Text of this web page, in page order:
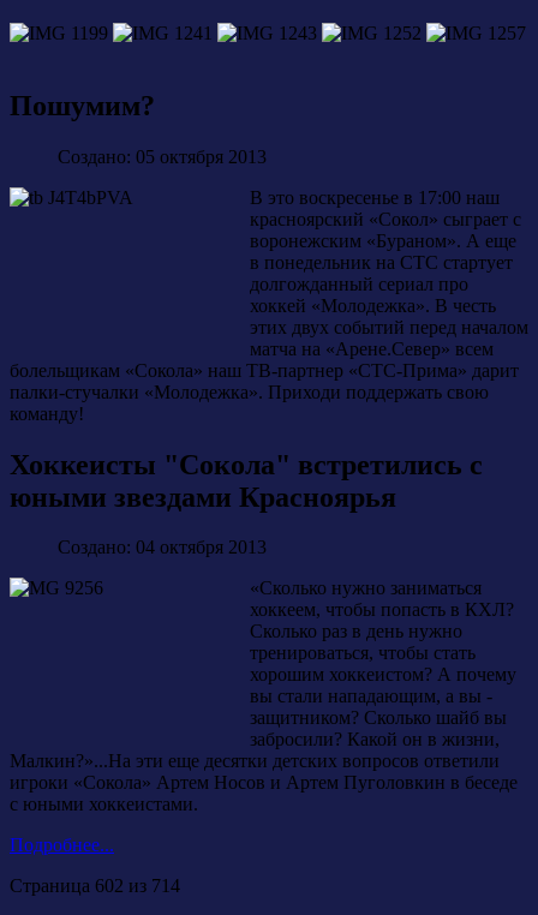
Пошумим?
Создано: 05 октября 2013
В это воскресенье в 17:00 наш
красноярский «Сокол» сыграет с
воронежским «Бураном». А еще
в понедельник на СТС стартует
долгожданный сериал про
хоккей «Молодежка». В честь
этих двух событий перед началом
матча на «Арене.Север» всем
болельщикам «Сокола» наш ТВ-партнер «СТС-Прима» дарит
палки-стучалки «Молодежка». Приходи поддержать свою
команду!
Хоккеисты "Сокола" встретились с
юными звездами Красноярья
Создано: 04 октября 2013
«Сколько нужно заниматься
хоккеем, чтобы попасть в КХЛ?
Сколько раз в день нужно
тренироваться, чтобы стать
хорошим хоккеистом? А почему
вы стали нападающим, а вы -
защитником? Сколько шайб вы
забросили? Какой он в жизни,
Малкин?»...На эти еще десятки детских вопросов ответили
игроки «Сокола» Артем Носов и Артем Пуголовкин в беседе
с юными хоккеистами.
Подробнее...
Страница 602 из 714